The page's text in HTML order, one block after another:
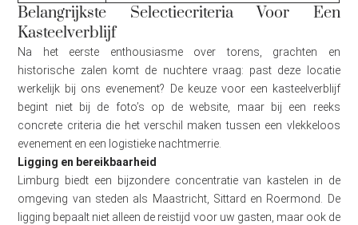
Belangrijkste Selectiecriteria Voor Een
Kasteelverblijf
Na het eerste enthousiasme over torens, grachten en
historische zalen komt de nuchtere vraag: past deze locatie
werkelijk bij ons evenement? De keuze voor een kasteelverblijf
begint niet bij de foto’s op de website, maar bij een reeks
concrete criteria die het verschil maken tussen een vlekkeloos
evenement en een logistieke nachtmerrie.
Ligging en bereikbaarheid
Limburg biedt een bijzondere concentratie van kastelen in de
omgeving van steden als Maastricht, Sittard en Roermond. De
ligging bepaalt niet alleen de reistijd voor uw gasten, maar ook de